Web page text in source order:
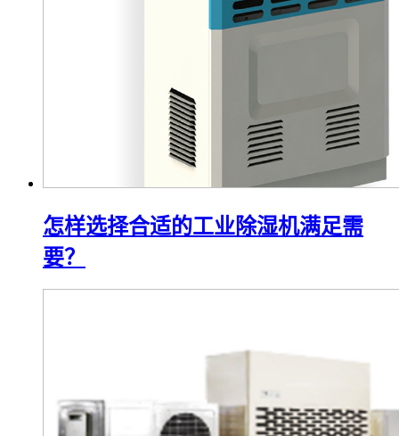
怎样选择合适的工业除湿机满足需
要？